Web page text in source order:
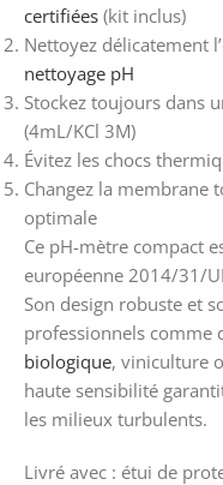
certifiées (kit inclus)
Nettoyez délicatement
nettoyage pH
Stockez toujours dans
(4mL/KCl 3M)
Évitez les chocs
Changez la membrane
optimale
Ce pH-mètre compact
européenne 2014/31/
Son design robuste et
professionnels comme
biologique, viniculture
haute sensibilité
les milieux turbulents.
Livré avec : étui de